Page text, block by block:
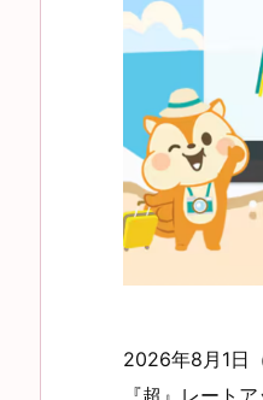
2026年8月1日